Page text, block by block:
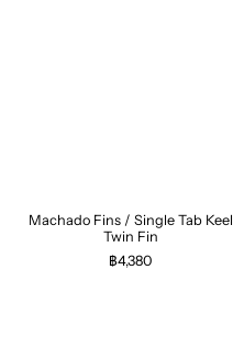
Machado Fins / Single Tab Keel
Twin Fin
฿4,380